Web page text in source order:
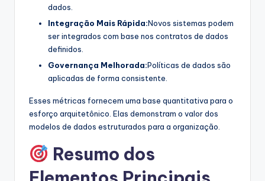
dados.
Integração Mais Rápida:Novos sistemas podem
ser integrados com base nos contratos de dados
definidos.
Governança Melhorada:Políticas de dados são
aplicadas de forma consistente.
Esses métricas fornecem uma base quantitativa para o
esforço arquitetônico. Elas demonstram o valor dos
modelos de dados estruturados para a organização.
Resumo dos